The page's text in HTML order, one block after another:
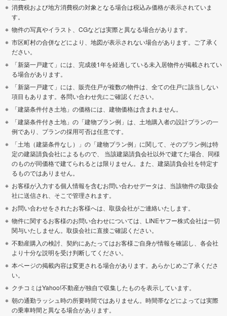
消費税および地方消費税の対象となる場合は税込み価格が表示されていま
す。
物件の写真やイラスト、CGなどは実際と異なる場合があります。
市区町村の合併などにより、地図が表示されない場合があります。ご了承く
ださい。
「新築一戸建て」には、完成後1年を経過している未入居物件が掲載されてい
る場合があります。
「新築一戸建て」には、販売住戸が複数の物件は、全ての住戸に該当しない
項目もあります。各問い合わせ先にご確認ください。
「建築条件付き土地」の価格には、建物価格は含まれません。
「建築条件付き土地」の「建物プラン例」は、土地購入者の設計プランの一
例であり、プランの採用可否は任意です。
「土地（建築条件なし）」の「建物プラン例」に関して、そのプラン例は特
定の建築請負会社によるもので、 当該建築請負会社以外で建てた場合、同様
のものが同価格で建てられるとは限りません。また、建築請負会社を特定す
るものではありません。
お客様が入力する個人情報を含むお問い合わせデータは、当該物件の取扱会
社に送信され、そこで管理されます。
お問い合わせをされたお客様へは、取扱会社がご連絡いたします。
物件に関するお客様のお問い合わせについては、LINEヤフー株式会社は一切
関与いたしません。取扱会社に直接ご確認ください。
不動産購入の検討、契約にあたってはお客様ご自身が情報を確認し、各会社
より十分な説明を受け判断してください。
本ページの掲載内容は変更される場合があります。あらかじめご了承くださ
い。
クチコミはYahoo!不動産が独自で収集したものを表示しています。
朝の通勤ラッシュ時の所要時間ではありません。時間帯などによっては実際
の乗車時間と異なる場合があります。